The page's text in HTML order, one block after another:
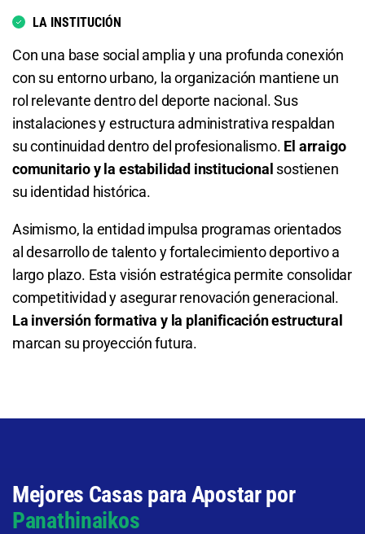
3.33
Se Clasificará Panathinaikos
1.29 S/ 12,90 S/ 2,90
Total de Tarjetas - Menos de 0.5
9.50
LA INSTITUCIÓN
Con una base social amplia y una profunda conexión
con su entorno urbano, la organización mantiene un
rol relevante dentro del deporte nacional. Sus
instalaciones y estructura administrativa respaldan
su continuidad dentro del profesionalismo. El arraigo
comunitario y la estabilidad institucional sostienen
su identidad histórica.
Asimismo, la entidad impulsa programas orientados
al desarrollo de talento y fortalecimiento deportivo a
largo plazo. Esta visión estratégica permite consolidar
competitividad y asegurar renovación generacional.
La inversión formativa y la planificación estructural
marcan su proyección futura.
Mejores Casas para Apostar por
Panathinaikos